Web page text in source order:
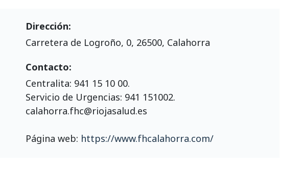
Dirección:
Carretera de Logroño, 0, 26500, Calahorra
Contacto:
Centralita: 941 15 10 00.
Servicio de Urgencias: 941 151002.
calahorra.fhc@riojasalud.es
Página web: https://www.fhcalahorra.com/